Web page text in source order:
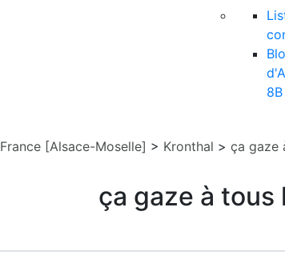
8B
France [Alsace-Moselle] > Kronthal > ça gaze
ça gaze à